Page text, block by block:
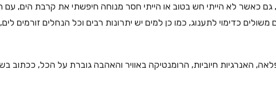
גם כאשר לא הייתי חש בטוב או הייתי חסר מנוחה חיפשתי את קרבת הים,
כדימוי לתענוג, כמו כן למים יש יתרונות רבים וכל הנחלים זורמים
האנרגיות חיוביות, הרומנטיקה באוויר והאהבה גוברת על הכל, ככתוב